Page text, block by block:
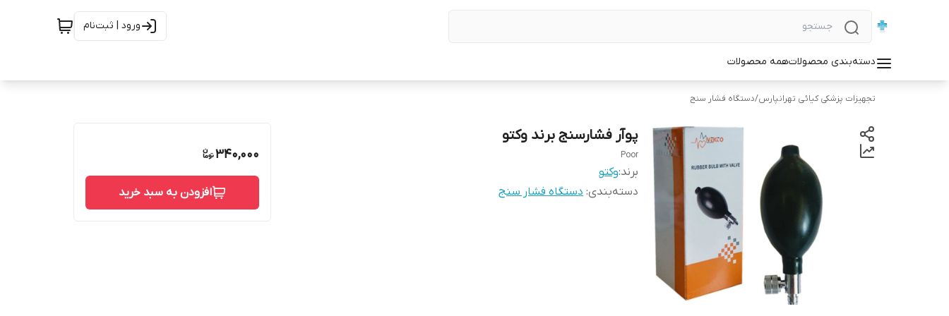
ورود | ثبت‌نام
دسته‌بندی محصولاتهمه محصولات
تجهیزات پزشکی کیائی تهرانپارس/دستگاه فشار سنج
پوآر فشارسنج برند وکتو
Poor
برند:وکتو
دسته‌بندی: دستگاه فشار سنج
340,000
افزودن به سبد خرید